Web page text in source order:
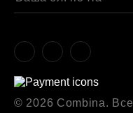
© 2026 Combina.